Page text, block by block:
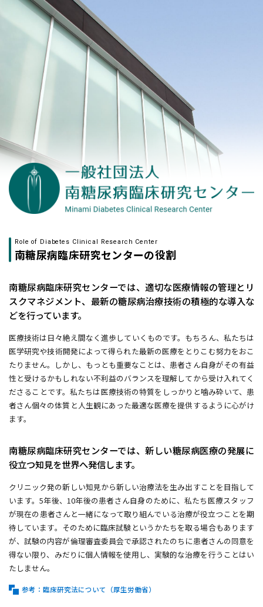
Role of Diabetes Clinical Research Center
南糖尿病臨床研究センターの役割
南糖尿病臨床研究センターでは、適切な医療情報の管理とリ
スクマネジメント、 最新の糖尿病治療技術の積極的な導入な
どを行っています。
医療技術は日々絶え間なく進歩していくものです。もちろん、私たちは
医学研究や技術開発によって得られた最新の医療をとりこむ努力をおこ
たりません。しかし、もっとも重要なことは、患者さん自身がその有益
性と受けるかもしれない不利益のバランスを理解してから受け入れてく
ださることです。私たちは医療技術の特質をしっかりと噛み砕いて、患
者さん個々の体質と人生観にあった最適な医療を提供するように心がけ
ます。
南糖尿病臨床研究センターでは、新しい糖尿病医療の発展に
役立つ知見を世界へ発信します。
クリニック発の新しい知見から新しい治療法を生み出すことを目指して
います。5年後、10年後の患者さん自身のために、私たち医療スタッフ
が現在の患者さんと一緒になって取り組んでいる治療が役立つことを期
待しています。そのために臨床試験というかたちを取る場合もあります
が、試験の内容が倫理審査委員会で承認されたのちに患者さんの同意を
得ない限り、みだりに個人情報を使用し、実験的な治療を行うことはい
たしません。
参考：臨床研究法について（厚生労働省）